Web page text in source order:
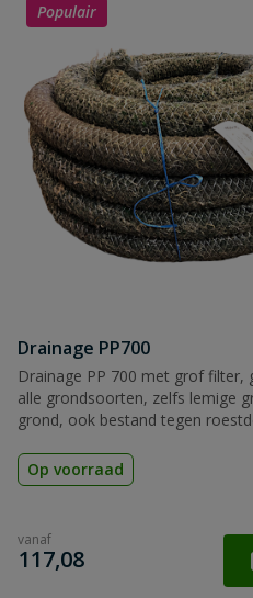
Populair
Drainage PP700
Drainage PP 700 met grof filter,
alle grondsoorten, zelfs lemige
grond, ook bestand tegen
Op voorraad
vanaf
€
117,08